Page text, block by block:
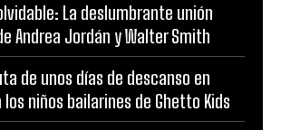
La deslumbrante unión
Andrea Jordán y Walter Smith
de unos días de descanso en
niños bailarines de Ghetto Kids